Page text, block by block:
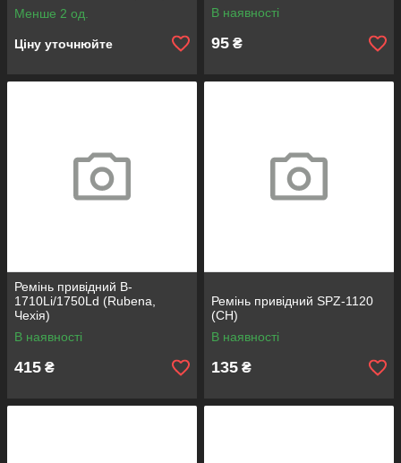
Менше 2 од.
Ціну уточнюйте
В наявності
95 ₴
Ремінь привідний B-
1710Li/1750Ld (Rubena,
Чехія)
В наявності
415 ₴
Ремінь привідний SPZ-1120
(СН)
В наявності
135 ₴